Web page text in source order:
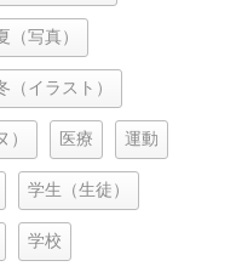
（写真）
（イラスト）
） 医療 運動
学生（生徒）
学校